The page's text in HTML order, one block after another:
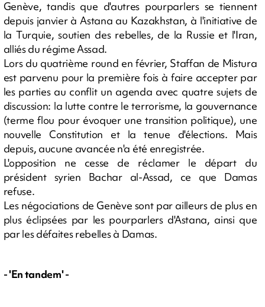
Genève, tandis que d'autres pourparlers se tiennent
depuis janvier à Astana au Kazakhstan, à l'initiative de
la Turquie, soutien des rebelles, de la Russie et l'Iran,
alliés du régime Assad.
Lors du quatrième round en février, Staffan de Mistura
est parvenu pour la première fois à faire accepter par
les parties au conflit un agenda avec quatre sujets de
discussion: la lutte contre le terrorisme, la gouvernance
(terme flou pour évoquer une transition politique), une
nouvelle Constitution et la tenue d'élections. Mais
depuis, aucune avancée n'a été enregistrée.
L'opposition ne cesse de réclamer le départ du
président syrien Bachar al-Assad, ce que Damas
refuse.
Les négociations de Genève sont par ailleurs de plus en
plus éclipsées par les pourparlers d'Astana, ainsi que
par les défaites rebelles à Damas.
- 'En tandem' -